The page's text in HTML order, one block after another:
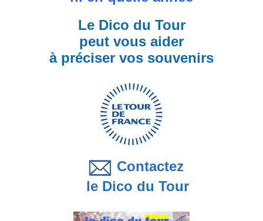
Le Dico du Tour
peut vous aider
à préciser vos souvenirs
Contactez
le Dico du Tour